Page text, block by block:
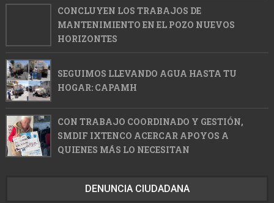
CONCLUYEN LOS TRABAJOS DE
MANTENIMIENTO EN EL POZO NUEVOS
HORIZONTES
SEGUIMOS LLEVANDO AGUA HASTA TU
HOGAR: CAPAMH
CON TRABAJO COORDINADO Y GESTIÓN,
SMDIF IXTENCO ACERCAR APOYOS A
QUIENES MÁS LO NECESITAN
DENUNCIA CIUDADANA